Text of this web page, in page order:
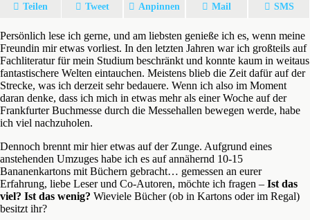
Teilen Tweet Anpinnen Mail SMS
Persönlich lese ich gerne, und am liebsten genieße ich es, wenn meine
Freundin mir etwas vorliest. In den letzten Jahren war ich großteils auf
Fachliteratur für mein Studium beschränkt und konnte kaum in weitaus
fantastischere Welten eintauchen. Meistens blieb die Zeit dafür auf der
Strecke, was ich derzeit sehr bedauere. Wenn ich also im Moment
daran denke, dass ich mich in etwas mehr als einer Woche auf der
Frankfurter Buchmesse durch die Messehallen bewegen werde, habe
ich viel nachzuholen.
Dennoch brennt mir hier etwas auf der Zunge. Aufgrund eines
anstehenden Umzuges habe ich es auf annähernd 10-15
Bananenkartons mit Büchern gebracht… gemessen an eurer
Erfahrung, liebe Leser und Co-Autoren, möchte ich fragen – Ist das
viel? Ist das wenig? Wieviele Bücher (ob in Kartons oder im Regal)
besitzt ihr?